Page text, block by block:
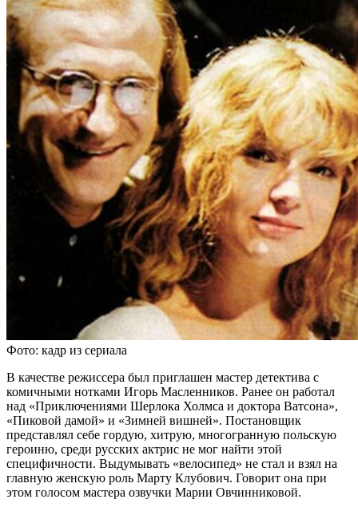
Фото: кадр из сериала
В качестве режиссера был приглашен мастер детектива с
комичными нотками Игорь Масленников. Ранее он работал
над «Приключениями Шерлока Холмса и доктора Ватсона»,
«Пиковой дамой» и «Зимней вишней». Постановщик
представлял себе гордую, хитрую, многогранную польскую
героиню, среди русских актрис не мог найти этой
специфичности. Выдумывать «велосипед» не стал и взял на
главную женскую роль Марту Клубович. Говорит она при
этом голосом мастера озвучки Марии Овчинниковой.